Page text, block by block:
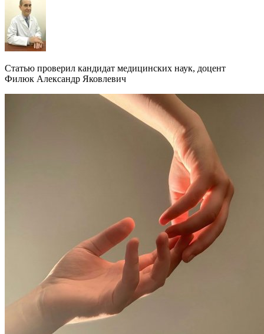
Статью проверил кандидат медицинских наук, доцент
Филюк Александр Яковлевич